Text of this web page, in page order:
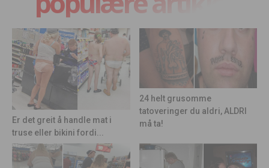
Er det greit å handle mat i
truse eller bikini fordi...
24 helt grusomme
tatoveringer du aldri, ALDRI
må ta!